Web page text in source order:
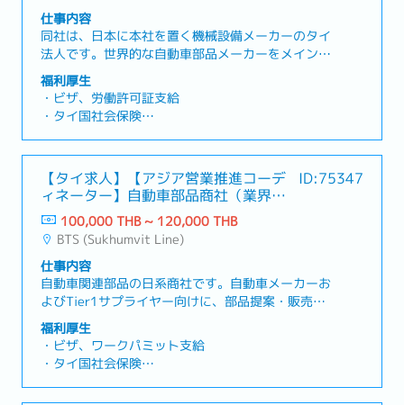
・プロビデントファンド（試用期間通過後より/5～
10%）
・雇用時の移動に伴う航空券支給（※片道
35,000THB以下まで / 入社後に実費精算となりま
す。）
仕事内容
同社は、日本に本社を置く機械設備メーカーのタイ
法人です。世界的な自動車部品メーカーをメイン顧
客としています。主にゴム製品製造用の大型成型機
や省力化機械、金型の設計・製造・メンテナンスを
行っております。【業務内容】・顧客の要求するア
センブリにおける部材の公差値の選定が適正である
かどうかを確認する・上記を図面に落とし込む・購
計部門との不具合調整・修正依頼対応・その他アサ
インされた業務
福利厚生
・ビザ、労働許可証支給
・タイ国社会保険
・通勤補助
・制服有
・賞与（年1回 ）
・昇給（年1回 / 実績により）
・有給
・プロビデントファンド
【タイ求人】【アジア営業推進コーデ
ィネーター】自動車部品商社（業界経
験が活かせる！好条件）
ID:75347
100,000 THB ~ 120,000 THB
BTS (Sukhumvit Line)
仕事内容
自動車関連部品の日系商社です。自動車メーカーお
よびTier1サプライヤー向けに、部品提案・販売・
調整業務を行い、グループ各拠点と連携したビジネ
スを展開しています。タイ拠点は地域統括機能も担
い、営業活動および各国拠点との調整業務を行って
います。【業務内容】・自動車メーカーおよび
Tier1サプライヤー向け窓口対応（営業・オペレー
福利厚生
・ビザ、ワークパミット支給
・タイ国社会保険
・年次健康診断